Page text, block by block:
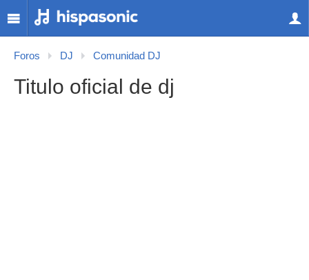
Foros DJ Comunidad DJ
Titulo oficial de dj